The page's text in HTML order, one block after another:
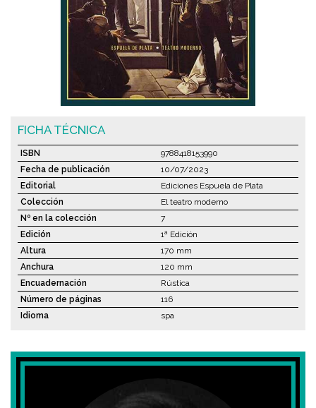
FICHA TÉCNICA
ISBN
9788418153990
Fecha de publicación
10/07/2023
Editorial
Ediciones Espuela de Plata
Colección
El teatro moderno
Nº en la colección
7
Edición
1ª Edición
Altura
170 mm
Anchura
120 mm
Encuadernación
Rústica
Número de páginas
116
Idioma
spa